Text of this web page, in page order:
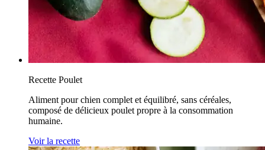
Recette Poulet
Aliment pour chien complet et équilibré, sans céréales,
composé de délicieux poulet propre à la consommation
humaine.
Voir la recette